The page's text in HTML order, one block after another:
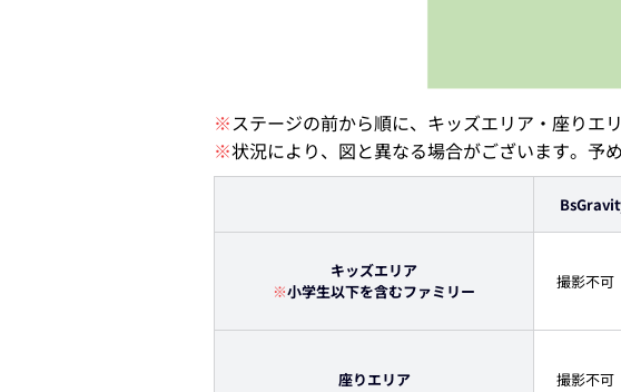
※ステージの前から順に、キッズエリア・座りエ
※状況により、図と異なる場合がございます。予
キッズエリア
※小学生以下を含むファミリー 撮影不可
座りエリア 撮影不可